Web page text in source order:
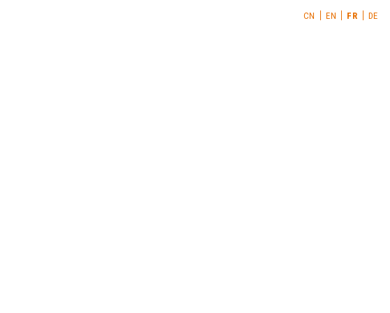
CN EN FR DE